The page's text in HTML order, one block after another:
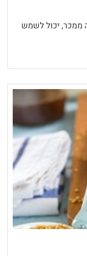
ממכר, יכול לשמש